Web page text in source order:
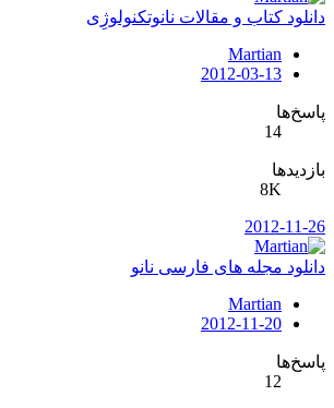
دانلود کتاب و مقالات نانوتکنولوژِی
Martian
2012-03-13
پاسخ‌ها
14
بازدیدها
8K
2012-11-26
دانلود مجله های فارسی نانو
Martian
2012-11-20
پاسخ‌ها
12